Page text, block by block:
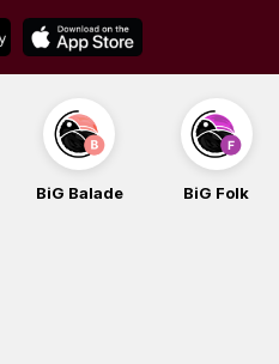
BiG Balade BiG Folk